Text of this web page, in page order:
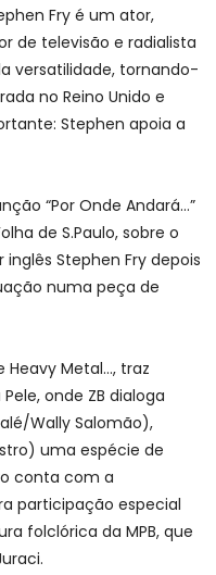
Fry é um ator,
de televisão e radialista
versatilidade, tornando-
no Reino Unido e
Stephen apoia a
“Por Onde Andará…”
de S.Paulo, sobre o
Stephen Fry depois
numa peça de
Heavy Metal…, traz
onde ZB dialoga
Wally Salomão),
uma espécie de
conta com a
participação especial
folclórica da MPB, que